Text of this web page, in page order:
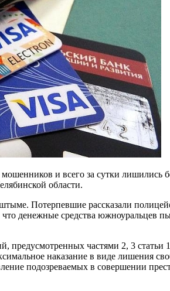
и всего за сутки
области.
Потерпевшие рассказали
денежные средства южноуральцев
частями 2, 3 статьи
наказание в виде лишения
подозреваемых в совершении